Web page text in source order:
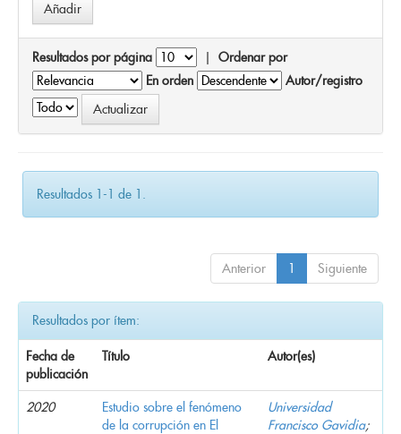
Resultados por página | Ordenar por
En orden
Autor/registro
Resultados 1-1 de 1.
Anterior 1 Siguiente
Resultados por ítem:
Fecha de
publicación
Título Autor(es)
2020
Estudio sobre el fenómeno
de la corrupción en El
Universidad
Francisco Gavidia;